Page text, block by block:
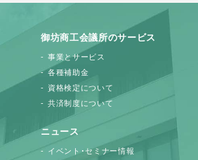
御坊商工会議所のサービス
事業とサービス
各種補助金
資格検定について
共済制度について
ニュース
イベント･セミナー情報